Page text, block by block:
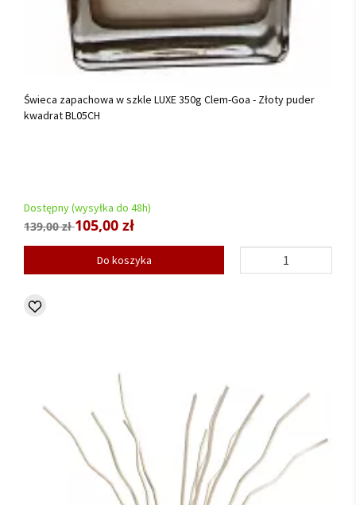
Świeca zapachowa w szkle LUXE 350g Clem-Goa - Złoty puder
kwadrat BL05CH
Dostępny (wysyłka do 48h)
139,00 zł105,00 zł
Do koszyka